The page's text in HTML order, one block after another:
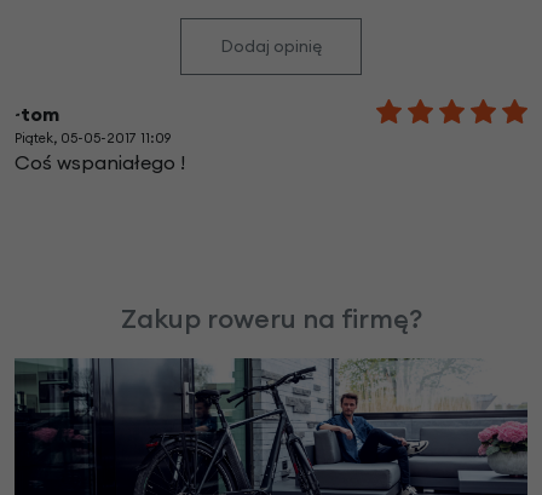
Dodaj opinię
~tom
Piątek, 05-05-2017 11:09
Coś wspaniałego !
Zakup roweru na firmę?